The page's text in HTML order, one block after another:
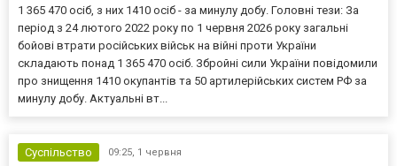
1 365 470 осіб, з них 1410 осіб - за минулу добу. Головні тези: За
період з 24 лютого 2022 року по 1 червня 2026 року загальні
бойові втрати російських військ на війні проти України
складають понад 1 365 470 осіб. Збройні сили України повідомили
про знищення 1410 окупантів та 50 артилерійських систем РФ за
минулу добу. Актуальні вт...
Суспільство 09:25, 1 червня